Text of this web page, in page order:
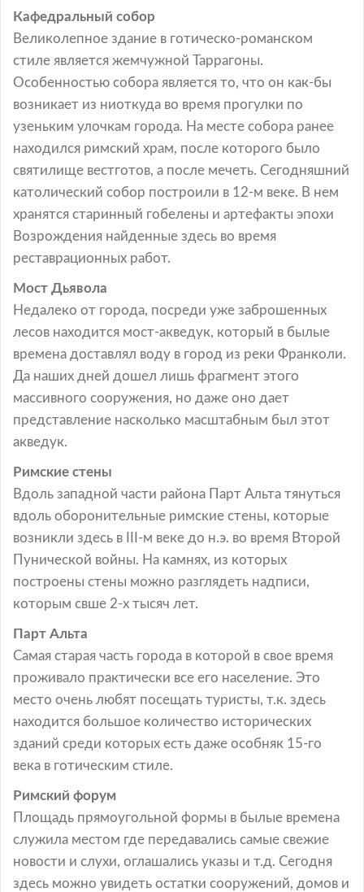
Кафедральный собор
Великолепное здание в готическо-романском
стиле является жемчужной Таррагоны.
Особенностью собора является то, что он как-бы
возникает из ниоткуда во время прогулки по
узеньким улочкам города. На месте собора ранее
находился римский храм, после которого было
святилище вестготов, а после мечеть. Сегодняшний
католический собор построили в 12-м веке. В нем
хранятся старинный гобелены и артефакты эпохи
Возрождения найденные здесь во время
реставрационных работ.
Мост Дьявола
Недалеко от города, посреди уже заброшенных
лесов находится мост-акведук, который в былые
времена доставлял воду в город из реки Франколи.
Да наших дней дошел лишь фрагмент этого
массивного сооружения, но даже оно дает
представление насколько масштабным был этот
акведук.
Римские стены
Вдоль западной части района Парт Альта тянуться
вдоль оборонительные римские стены, которые
возникли здесь в III-м веке до н.э. во время Второй
Пунической войны. На камнях, из которых
построены стены можно разглядеть надписи,
которым свше 2-х тысяч лет.
Парт Альта
Самая старая часть города в которой в свое время
проживало практически все его население. Это
место очень любят посещать туристы, т.к. здесь
находится большое количество исторических
зданий среди которых есть даже особняк 15-го
века в готическим стиле.
Римский форум
Площадь прямоугольной формы в былые времена
служила местом где передавались самые свежие
новости и слухи, оглашались указы и т.д. Сегодня
здесь можно увидеть остатки сооружений, домов и